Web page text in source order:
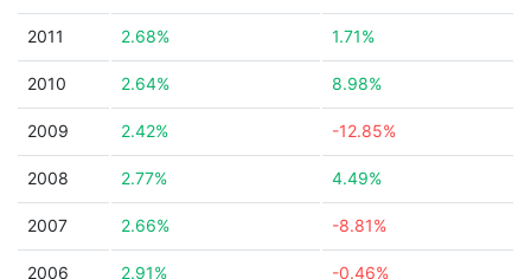
2011 2.68% 1.71%
2010 2.64% 8.98%
2009 2.42% -12.85%
2008 2.77% 4.49%
2007 2.66% -8.81%
2006 2.91% -0.46%